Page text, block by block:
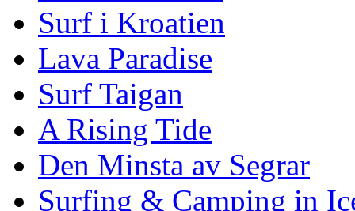
Surf i Kroatien
Lava Paradise
Surf Taigan
A Rising Tide
Den Minsta av Segrar
Surfing & Camping in